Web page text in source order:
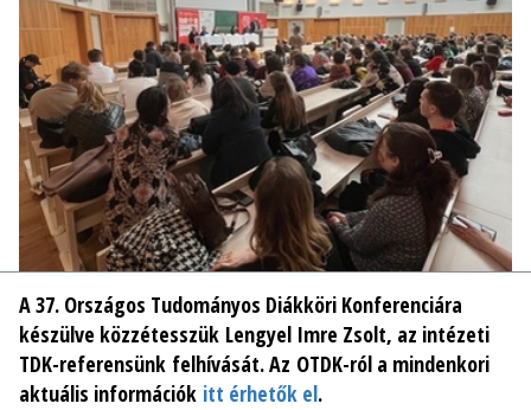
A 37. Országos Tudományos Diákköri Konferenciára
készülve közzétesszük Lengyel Imre Zsolt, az intézeti
TDK-referensünk felhívását. Az OTDK-ról a mindenkori
aktuális információk itt érhetők el.